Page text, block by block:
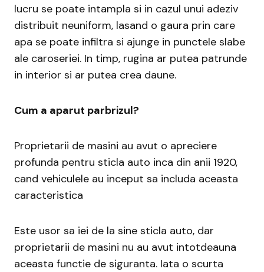
lucru se poate intampla si in cazul unui adeziv
distribuit neuniform, lasand o gaura prin care
apa se poate infiltra si ajunge in punctele slabe
ale caroseriei. In timp, rugina ar putea patrunde
in interior si ar putea crea daune.
Cum a aparut parbrizul?
Proprietarii de masini au avut o apreciere
profunda pentru sticla auto inca din anii 1920,
cand vehiculele au inceput sa includa aceasta
caracteristica
Este usor sa iei de la sine sticla auto, dar
proprietarii de masini nu au avut intotdeauna
aceasta functie de siguranta. Iata o scurta